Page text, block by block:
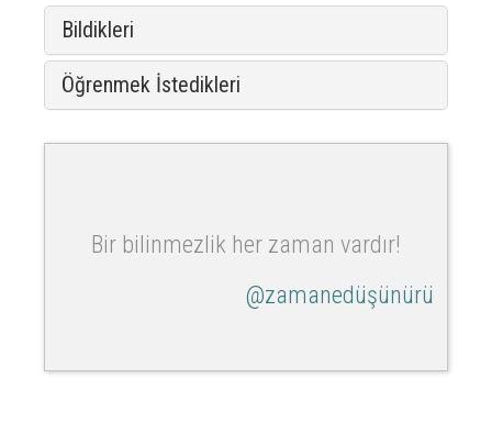
Bildikleri
Öğrenmek İstedikleri
Bir bilinmezlik her zaman vardır!
@zamanedüşünürü